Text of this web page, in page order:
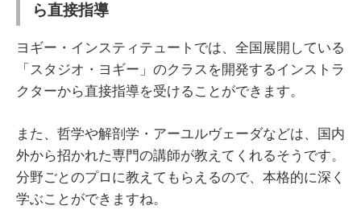
ら直接指導
ヨギー・インスティテュートでは、全国展開している
「スタジオ・ヨギー」のクラスを開発するインストラ
クターから直接指導を受けることができます。
また、哲学や解剖学・アーユルヴェーダなどは、国内
外から招かれた専門の講師が教えてくれるそうです。
分野ごとのプロに教えてもらえるので、本格的に深く
学ぶことができますね。